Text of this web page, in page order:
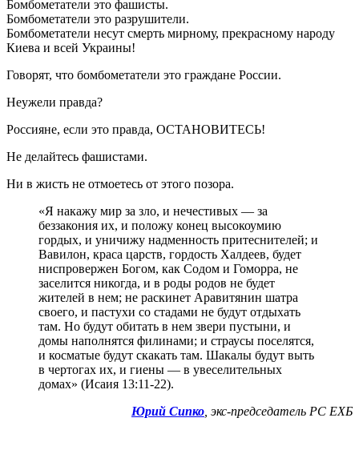
Бомбометатели это фашисты.
Бомбометатели это разрушители.
Бомбометатели несут смерть мирному, прекрасному народу
Киева и всей Украины!
Говорят, что бомбометатели это граждане России.
Неужели правда?
Россияне, если это правда, ОСТАНОВИТЕСЬ!
Не делайтесь фашистами.
Ни в жисть не отмоетесь от этого позора.
«Я накажу мир за зло, и нечестивых — за
беззакония их, и положу конец высокоумию
гордых, и уничижу надменность притеснителей; и
Вавилон, краса царств, гордость Халдеев, будет
ниспровержен Богом, как Содом и Гоморра, не
заселится никогда, и в роды родов не будет
жителей в нем; не раскинет Аравитянин шатра
своего, и пастухи со стадами не будут отдыхать
там. Но будут обитать в нем звери пустыни, и
домы наполнятся филинами; и страусы поселятся,
и косматые будут скакать там. Шакалы будут выть
в чертогах их, и гиены — в увеселительных
домах» (Исаия 13:11-22).
Юрий Сипко экс-председатель РС ЕХБ